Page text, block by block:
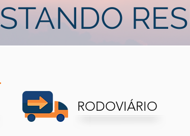
RODOVIÁRIO